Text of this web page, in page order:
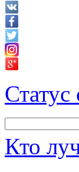
Статус
Кто